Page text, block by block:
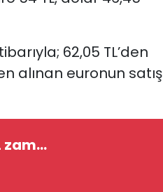
62,05 TL’den
alınan euronun satış
zam…